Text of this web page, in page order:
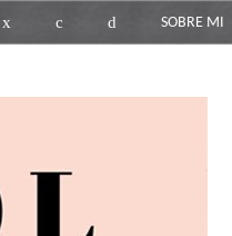
x c d SOBRE MI